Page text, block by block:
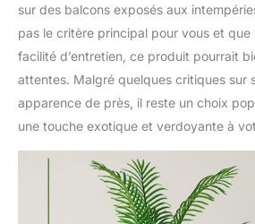
sur des balcons exposés aux
pas le critère principal pour vous et que
facilité d’entretien, ce produit pourrait
attentes. Malgré quelques critiques sur
apparence de près, il reste un choix
une touche exotique et verdoyante à